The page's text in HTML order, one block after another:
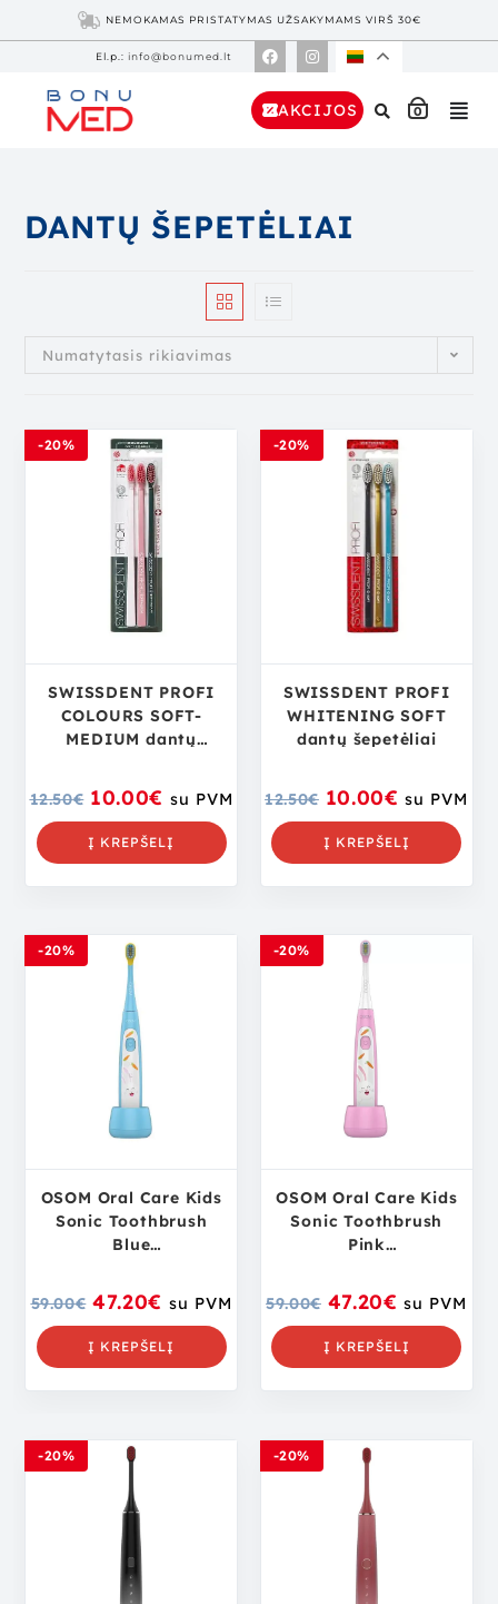
NEMOKAMAS PRISTATYMAS UŽSAKYMAMS VIRŠ 30€
El.p.: info@bonumed.lt
AKCIJOS 0
DANTŲ ŠEPETĖLIAI
Numatytasis rikiavimas
-20%
SWISSDENT PROFI
COLOURS SOFT-
MEDIUM dantų
12.50€ 10.00€ su PVM
Į KREPŠELĮ
-20%
SWISSDENT PROFI
WHITENING SOFT
dantų šepetėliai
12.50€ 10.00€ su PVM
Į KREPŠELĮ
-20%
OSOM Oral Care Kids
Sonic Toothbrush
Blue
įkraunamas
elektrinis, garsinis
dantų šepetėlis
59.00€ 47.20€ su PVM
Į KREPŠELĮ
-20%
OSOM Oral Care Kids
Sonic Toothbrush
Pink
įkraunamas
elektrinis, garsinis
dantų šepetėlis
59.00€ 47.20€ su PVM
Į KREPŠELĮ
-20% -20%